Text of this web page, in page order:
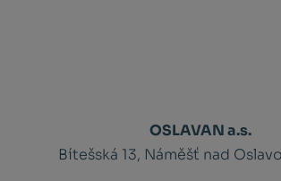
OSLAVAN a.s.
Bítešská 13, Náměšť nad